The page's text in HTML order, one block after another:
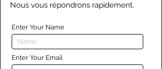
Nous vous répondrons rapidement.
Enter Your Name
Enter Your Email